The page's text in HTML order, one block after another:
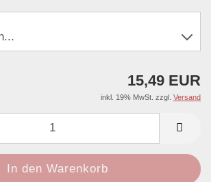
15,49 EUR
inkl. 19% MwSt. zzgl. Versand